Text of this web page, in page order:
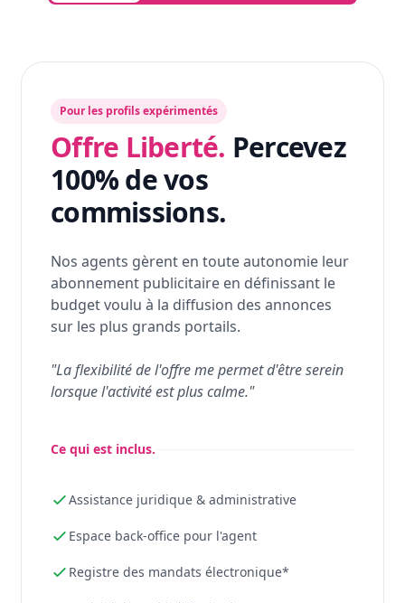
Pour les profils expérimentés
Offre Liberté. Percevez
100% de vos
commissions.
Nos agents gèrent en toute autonomie leur
abonnement publicitaire en définissant le
budget voulu à la diffusion des annonces
sur les plus grands portails.
"La flexibilité de l'offre me permet d'être serein
lorsque l'activité est plus calme."
Ce qui est inclus.
Assistance juridique & administrative
Espace back-office pour l'agent
Registre des mandats électronique*